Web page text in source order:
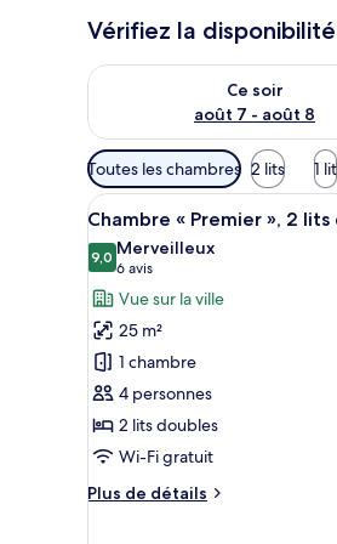
Vérifiez la
Ce soir
août 7 - août 8
Vérifier la disponibilité pour
Filtres
disponibles
pour
les
chambres
Toutes les chambres 2 lits 1 lit
Afficher
toutes
les
photos
pour
ce
type
de
chambre :
Chambre
«
5
Chambre « Premier », 2
9,09,0 sur 10
Merveilleux
6 avis
(6 avis)
Vue sur la ville
25 m²
1 chambre
4 personnes
2 lits doubles
Wi-Fi gratuit
Plus de détails
Plus